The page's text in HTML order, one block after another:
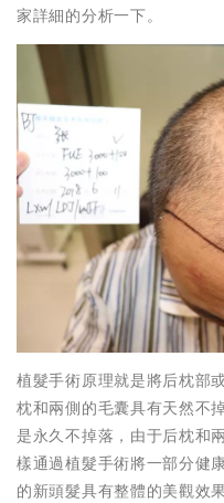
家詳細的分析一下。
植髮手術原理就是將后枕部
枕和兩側的毛囊具有天然不
是永久不掉落，由于后枕和
樣通過植髮手術將一部分健
的新頭髮具有整體的美觀效